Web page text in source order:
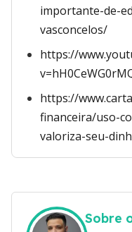
importante-de-
vasconcelos/
https://
https://
financeira/uso-
valoriza-seu-
Sobre